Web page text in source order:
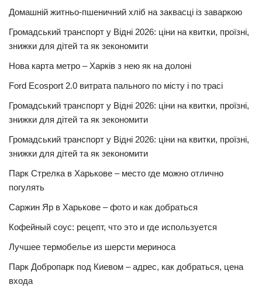
Домашній житньо-пшеничний хліб на заквасці із заваркою
Громадський транспорт у Відні 2026: ціни на квитки, проїзні,
знижки для дітей та як зекономити
Нова карта метро – Харків з нею як на долоні
Ford Ecosport 2.0 витрата пального по місту і по трасі
Громадський транспорт у Відні 2026: ціни на квитки, проїзні,
знижки для дітей та як зекономити
Громадський транспорт у Відні 2026: ціни на квитки, проїзні,
знижки для дітей та як зекономити
Парк Стрелка в Харькове – место где можно отлично
погулять
Саржин Яр в Харькове – фото и как добраться
Кофейный соус: рецепт, что это и где используется
Лучшее термобелье из шерсти мериноса
Парк Добропарк под Киевом – адрес, как добраться, цена
входа